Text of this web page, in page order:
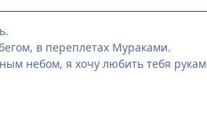
в переплетах Мураками.
небом, я хочу любить тебя